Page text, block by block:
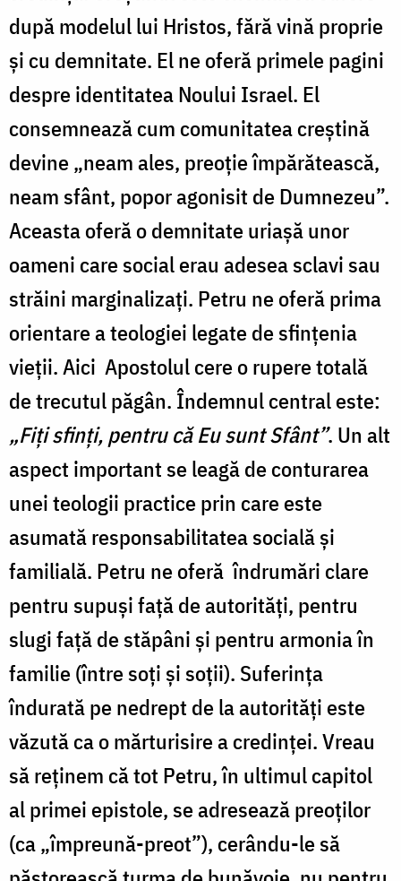
după modelul lui Hristos, fără vină proprie
și cu demnitate. El ne oferă primele pagini
despre identitatea Noului Israel. El
consemnează cum comunitatea creștină
devine „neam ales, preoție împărătească,
neam sfânt, popor agonisit de Dumnezeu”.
Aceasta oferă o demnitate uriașă unor
oameni care social erau adesea sclavi sau
străini marginalizați. Petru ne oferă prima
orientare a teologiei legate de sfințenia
vieții.Aici Apostolul cere o rupere totală
de trecutul păgân. Îndemnul central este:
„Fiți sfinți, pentru că Eu sunt Sfânt”. Un alt
aspect important se leagă de conturarea
unei teologii practice prin care este
asumată responsabilitatea socială și
familială. Petru ne oferă îndrumări clare
pentru supuși față de autorități, pentru
slugi față de stăpâni și pentru armonia în
familie (între soți și soții). Suferința
îndurată pe nedrept de la autorități este
văzută ca o mărturisire a credinței.Vreau
să reținem că tot Petru, în ultimul capitol
al primei epistole, se adresează preoților
(ca „împreună-preot”), cerându-le să